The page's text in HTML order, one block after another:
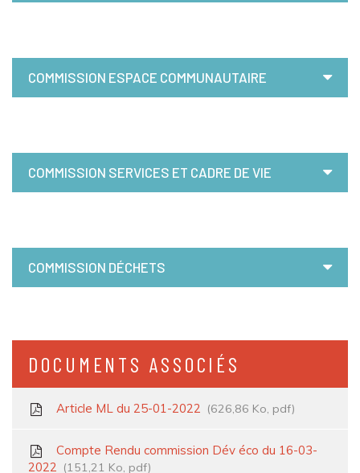
COMMISSION ESPACE COMMUNAUTAIRE
COMMISSION SERVICES ET CADRE DE VIE
COMMISSION DÉCHETS
DOCUMENTS ASSOCIÉS
Article ML du 25-01-2022 626,86 Ko, pdf
Compte Rendu commission Dév éco du 16-03-
2022
151,21 Ko, pdf